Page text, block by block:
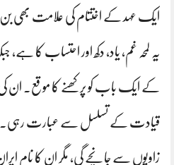
ایک عہد کے اختتام کی علامت بھی
یہ لمحہ غم، یاد، دکھ اور احتساب کا ہے،
کے ایک باب کو پرکھنے کا موقع۔ ان کی
قیادت کے تسلسل سے عبارت رہی۔
زاویوں سے جانچے گی، مگر ان کا نام